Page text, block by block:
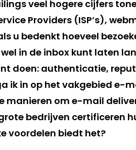
veel hogere cijfers
Providers (ISP’s),
u bedenkt hoeveel
in de inbox kunt laten
doen: authenticatie,
ik in op het vakgebied e-
manieren om e-mail
bedrijven certificeren
voordelen biedt het?